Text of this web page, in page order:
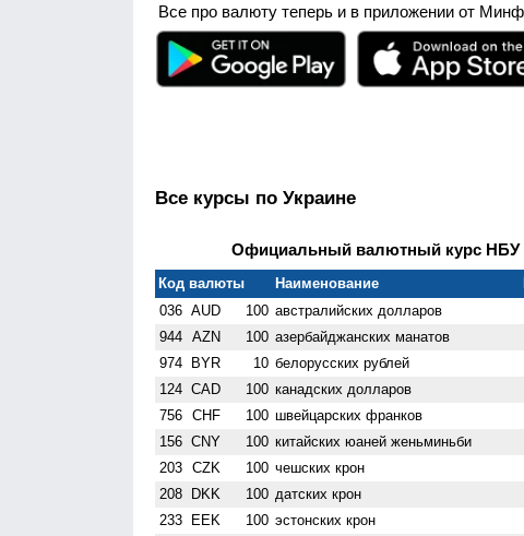
Все про валюту теперь и в приложении от
Все курсы по Украине
Официальный валютный курс НБУ
Код валюты Наименование
036 AUD 100 австралийских долларов
944 AZN 100 азербайджанских манатов
974 BYR 10 белорусских рублей
124 CAD 100 канадских долларов
756 CHF 100 швейцарских франков
156 CNY 100 китайских юаней женьминьби
203 CZK 100 чешских крон
208 DKK 100 датских крон
233 EEK 100 эстонских крон